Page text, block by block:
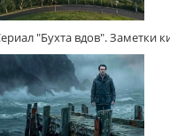
"Бухта вдов". Заметки